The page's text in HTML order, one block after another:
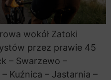
wokół Zatoki
przez prawie 45
– Swarzewo –
– Kuźnica – Jastarnia –